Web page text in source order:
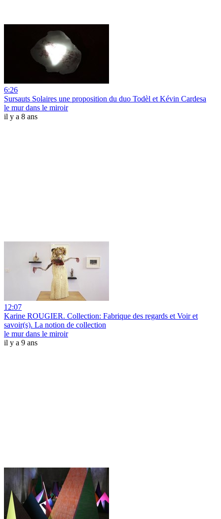
6:26
Sursauts Solaires une proposition du duo Todèl et Kévin Cardesa
le mur dans le miroir
il y a 8 ans
12:07
Karine ROUGIER. Collection: Fabrique des regards et Voir et
savoir(s). La notion de collection
le mur dans le miroir
il y a 9 ans